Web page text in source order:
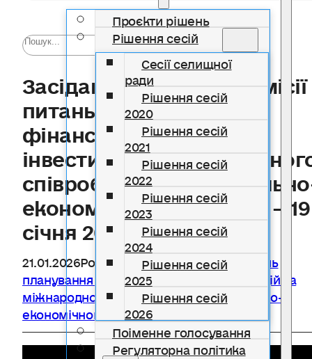
Проєкти рішень
Рішення сесій
Сесії селищної
ради
Рішення сесій
2020
Рішення сесій
2021
Рішення сесій
2022
Рішення сесій
2023
Рішення сесій
2024
Рішення сесій
2025
Рішення сесій
2026
Поіменне голосування
Регуляторна політика
Засідання постійної
питань планування
фінансів, бюджету,
інвестицій та
співробітництва,
економічного розвитку – 19
січня 2026 року
21.01.2026Розділ Постійна комісія з питань
планування фінансів, бюджету, інвестицій та
міжнародного співробітництва, соціально-
економічного розвитку,Постійні комісії